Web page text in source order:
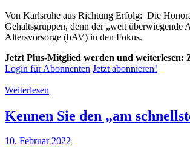
Von Karlsruhe aus Richtung Erfolg: Die
Gehaltsgruppen, denn der „weit überwiegende
Altersvorsorge (bAV) in den Fokus.
Jetzt Plus-Mitglied werden und
Login für Abonnenten Jetzt abonnieren!
Weiterlesen
Kennen Sie den „am
10. Februar 2022